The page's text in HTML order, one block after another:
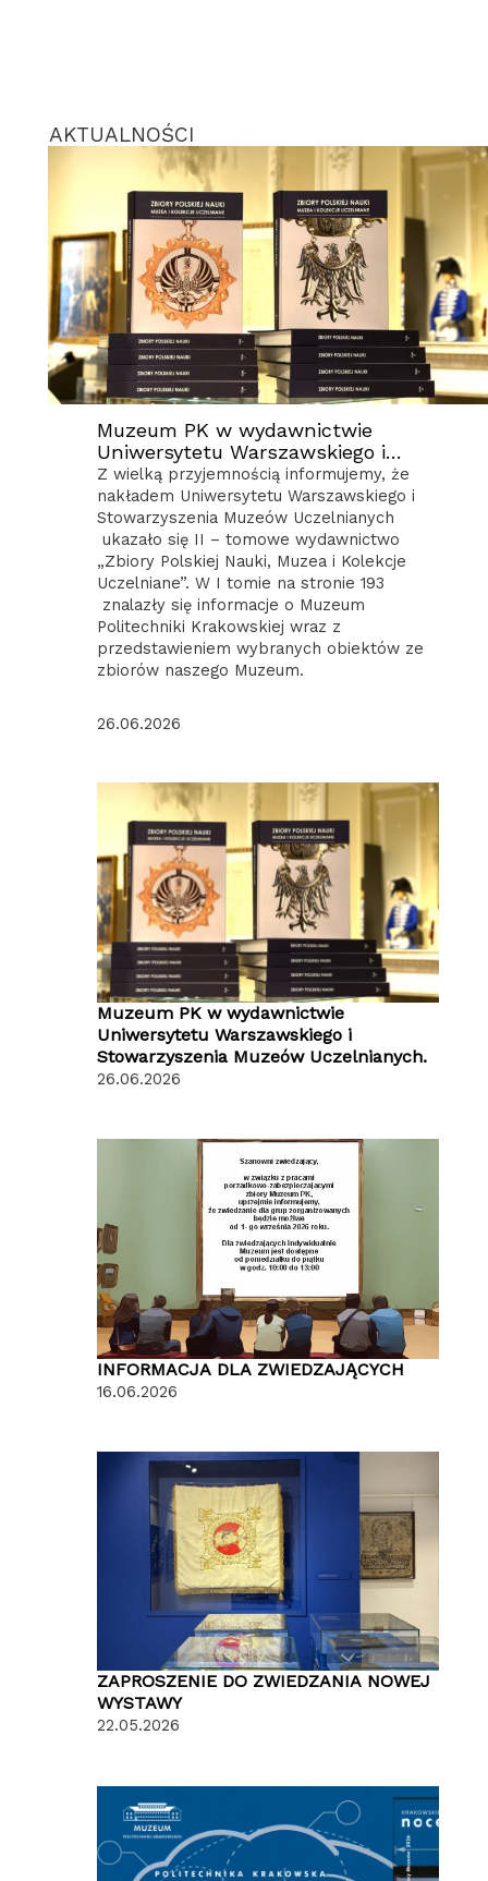
AKTUALNOŚCI
Muzeum PK w wydawnictwie
Uniwersytetu Warszawskiego i
Stowarzyszenia Muzeów
Uczelnianych.
Z wielką przyjemnością informujemy, że
nakładem Uniwersytetu Warszawskiego i
Stowarzyszenia Muzeów Uczelnianych
ukazało się II – tomowe wydawnictwo
„Zbiory Polskiej Nauki, Muzea i Kolekcje
Uczelniane”. W I tomie na stronie 193
znalazły się informacje o Muzeum
Politechniki Krakowskiej wraz z
przedstawieniem wybranych obiektów ze
zbiorów naszego Muzeum.
26.06.2026
Muzeum PK w wydawnictwie
Uniwersytetu Warszawskiego i
Stowarzyszenia Muzeów Uczelnianych.
26.06.2026
INFORMACJA DLA ZWIEDZAJĄCYCH
16.06.2026
ZAPROSZENIE DO ZWIEDZANIA NOWEJ
WYSTAWY
22.05.2026